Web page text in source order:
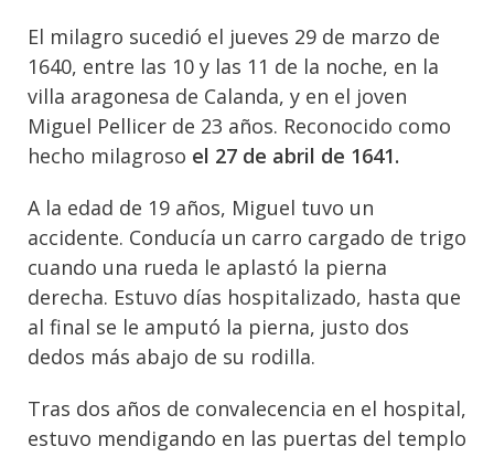
El milagro sucedió el jueves 29 de marzo de
1640, entre las 10 y las 11 de la noche, en la
villa aragonesa de Calanda, y en el joven
Miguel Pellicer de 23 años. Reconocido como
hecho milagroso el 27 de abril de 1641.
A la edad de 19 años, Miguel tuvo un
accidente. Conducía un carro cargado de trigo
cuando una rueda le aplastó la pierna
derecha. Estuvo días hospitalizado, hasta que
al final se le amputó la pierna, justo dos
dedos más abajo de su rodilla.
Tras dos años de convalecencia en el hospital,
estuvo mendigando en las puertas del templo